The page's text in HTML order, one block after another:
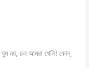
ঘুম নয়, চল আমরা খেলি! কোন্